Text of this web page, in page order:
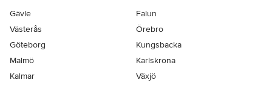
Gävle
Falun
Västerås
Örebro
Göteborg
Kungsbacka
Malmö
Karlskrona
Kalmar
Växjö